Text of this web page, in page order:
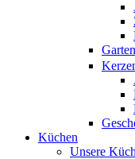
Küchen
Unsere